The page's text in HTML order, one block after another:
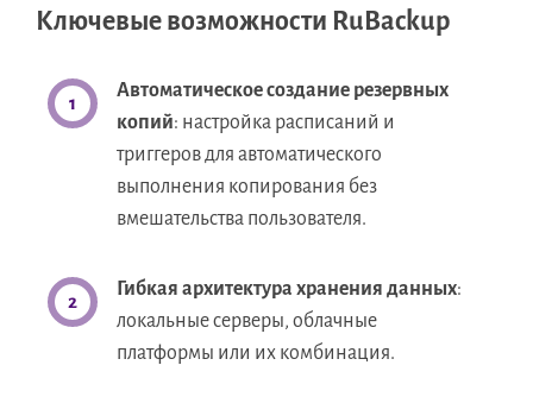
Ключевые возможности RuBackup
Автоматическое создание резервных
копий: настройка расписаний и
триггеров для автоматического
выполнения копирования без
вмешательства пользователя.
Гибкая архитектура хранения данных:
локальные серверы, облачные
платформы или их комбинация.